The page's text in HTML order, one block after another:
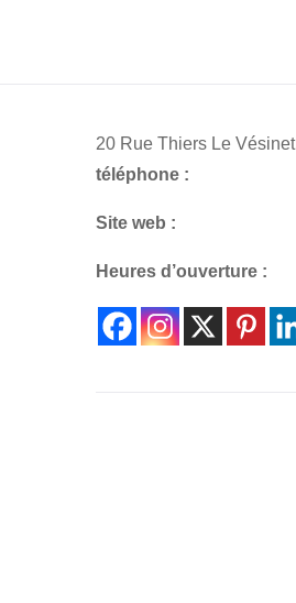
20 Rue Thiers Le Vésinet
téléphone :
Site web :
Heures d’ouverture :